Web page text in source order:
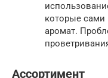
которые сами
аромат.
Ассортимент